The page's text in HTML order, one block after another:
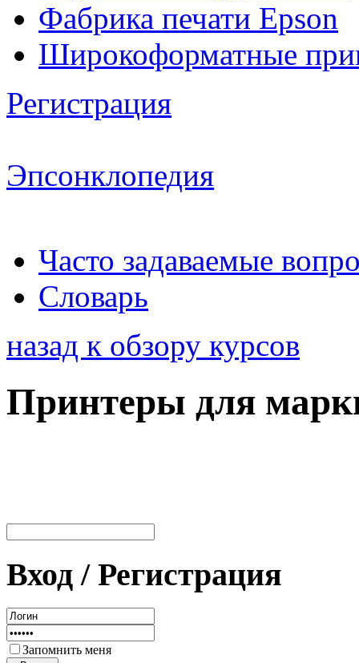
Фабрика печати Epson
Широкоформатные
Регистрация
Эпсонклопедия
Часто задаваемые
Словарь
назад к обзору курсов
Принтеры для
Вход / Регистрация
Запомнить меня